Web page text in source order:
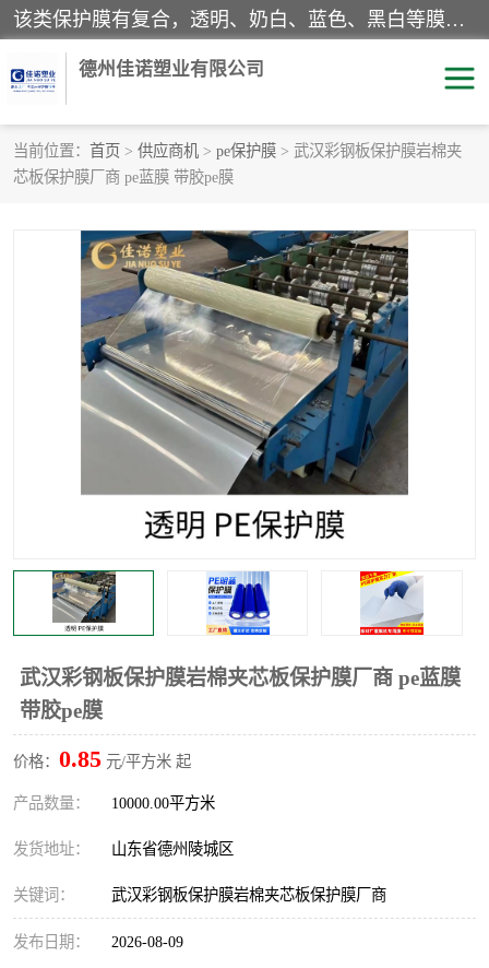
该类保护膜有复合，透明、奶白、蓝色、黑白等膜型。特高粘，高粘，中高粘，中粘，中低粘，低粘等。对于不同的粘力要求有相应的产品相适配。无胶渍残留污染。在较宽的收卷幅度下平整无皱纹，收卷长度大，利于机械化及自动化施工粘贴。为您的产品提供的表面保护解决方案。 产品广泛适用于：铝材、不锈钢、金属、塑料、电子、家电、家具、玻璃、化工材料、装饰材料等。
德州佳诺塑业有限公司
当前位置： 首页 > 供应商机 > pe保护膜 > 武汉彩钢板保护膜岩棉夹
芯板保护膜厂商 pe蓝膜 带胶pe膜
武汉彩钢板保护膜岩棉夹芯板保护膜厂商 pe蓝膜
带胶pe膜
价格： 0.85 元/平方米 起
产品数量： 10000.00平方米
发货地址： 山东省德州陵城区
关键词： 武汉彩钢板保护膜岩棉夹芯板保护膜厂商
发布日期： 2026-08-09
pe保护膜
地毯保护膜 家具保护膜
拉伸缠绕膜 透明保护膜
黑白保护膜 乳白保护膜
明蓝保护膜 纯黑保护膜
彩钢板保护膜
不绣钢板保护膜 两边上胶保护膜
不锈钢板保护膜 一次性隔离膜